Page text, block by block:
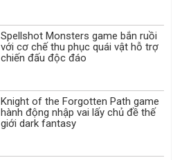
Spellshot Monsters game bắn ruồi
với cơ chế thu phục quái vật hỗ trợ
chiến đấu độc đáo
Knight of the Forgotten Path game
hành động nhập vai lấy chủ đề thế
giới dark fantasy